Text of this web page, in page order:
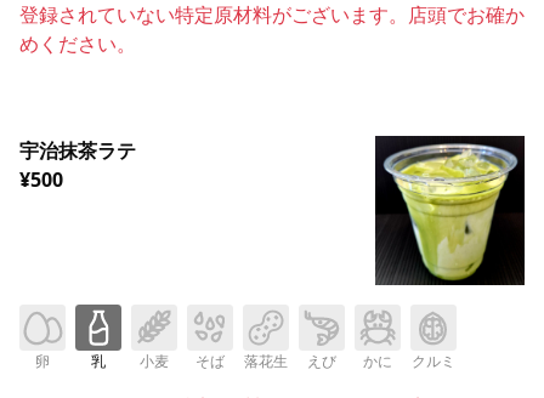
登録されていない特定原材料がございます。店頭でお確か
めください。
宇治抹茶ラテ
¥500
卵 乳 小麦 そば 落花生 えび かに クルミ